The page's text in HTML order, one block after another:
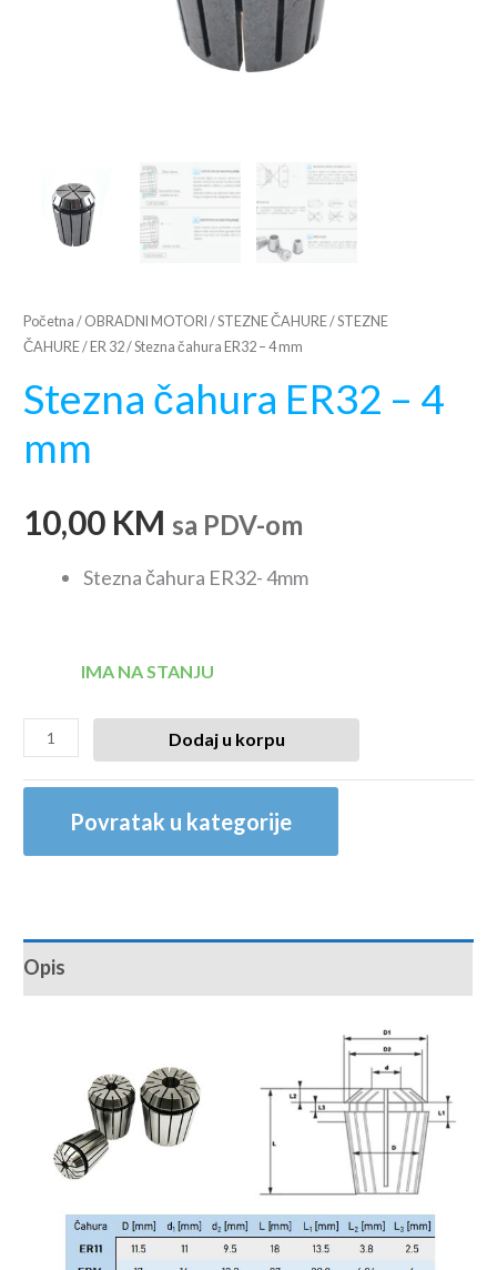
Početna / OBRADNI MOTORI /STEZNE ČAHURE/STEZNE
ČAHURE/ ER 32/ Stezna čahura ER32 – 4 mm
Stezna čahura ER32 – 4
mm
10,00 KM sa PDV-om
Stezna čahura ER32- 4mm
IMA NA STANJU
Dodaj u korpu
Povratak u kategorije
Opis